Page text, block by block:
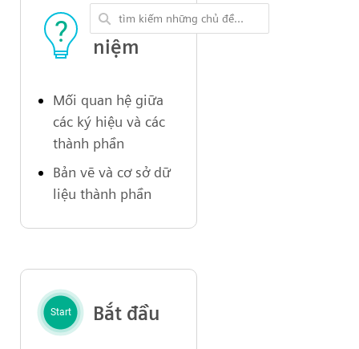
Các khái
niệm
Mối quan hệ giữa
các ký hiệu và các
thành phần
Bản vẽ và cơ sở dữ
liệu thành phần
Bắt đầu